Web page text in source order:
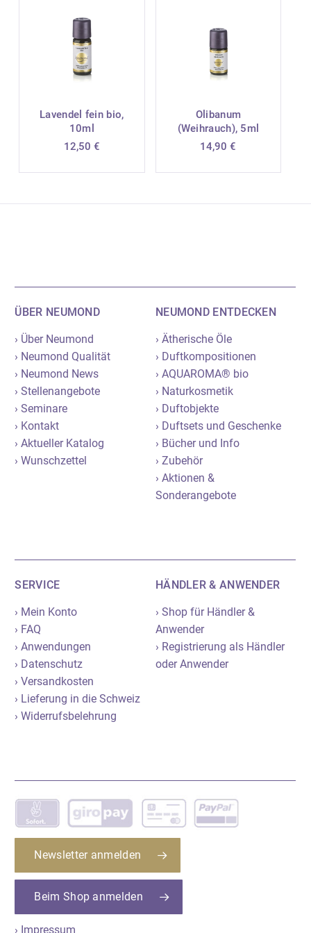
Lavendel fein bio,
10ml
12,50 €
Olibanum
(Weihrauch), 5ml
14,90€
ÜBER NEUMOND
› Über Neumond
› Neumond Qualität
› Neumond News
› Stellenangebote
› Seminare
› Kontakt
› Aktueller Katalog
› Wunschzettel
NEUMOND ENTDECKEN
› Ätherische Öle
› Duftkompositionen
› AQUAROMA® bio
› Naturkosmetik
› Duftobjekte
› Duftsets und Geschenke
› Bücher und Info
› Zubehör
› Aktionen &
Sonderangebote
SERVICE
› Mein Konto
› FAQ
› Anwendungen
› Datenschutz
› Versandkosten
› Lieferung in die Schweiz
› Widerrufsbelehrung
HÄNDLER & ANWENDER
› Shop für Händler &
Anwender
› Registrierung als Händler
oder Anwender
Newsletter anmelden
Beim Shop anmelden
› Impressum